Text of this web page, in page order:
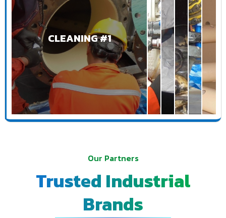
CLEANING #1
Our Partners
Trusted Industrial
Brands